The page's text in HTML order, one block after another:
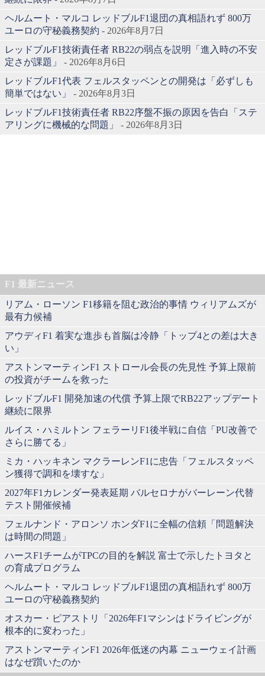
ヘルムート・マルコ レッドブルF1退団の真相語れず 800万
ユーロの守秘義務契約 - 2026年8月7日
レッドブルF1技術責任者 RB22の弱点を説明「進入時の不安
定さが課題」
- 2026年8月6日
レッドブルF1代表 フェルスタッペンとの開発は「必ずしも
簡単ではない」
- 2026年8月3日
レッドブルF1技術責任者 RB22序盤不振の原因を告白「ステ
アリングに機械的な問題」
- 2026年8月3日
F1 最新ニュース
リアム・ローソン F1移籍を阻む政治的事情 ウィリアムズが
最有力候補
アウディF1 着実な進歩も首脳は冷静「トップ4との差は大き
い」
アストンマーティンF1 ストロール会長の先見性 予算上限前
の投資がチームを救った
レッドブルF1 開発加速の代償 予算上限でRB22アップデート
継続に限界
ルイス・ハミルトン フェラーリF1後半戦に自信「PU改善で
さらに勝てる」
ミカ・ハッキネン マクラーレンF1に忠告「フェルスタッペ
ン獲得で調和を壊すな」
2027年F1カレンダー発表延期 バルセロナがバーレーン代替
テスト開催候補
フェルナンド・アロンソ ホンダF1に全幅の信頼「問題解決
は時間の問題」
ハースF1チームがTPCの目的を解説 富士で示したトヨタと
の育成プログラム
ヘルムート・マルコ レッドブルF1退団の真相語れず 800万
ユーロの守秘義務契約
オスカー・ピアストリ「2026年F1マシンはドライビングが
根本的に変わった」
アストンマーティンF1 2026年低迷の内幕 ニューウェイ計画
はなぜ躓いたのか